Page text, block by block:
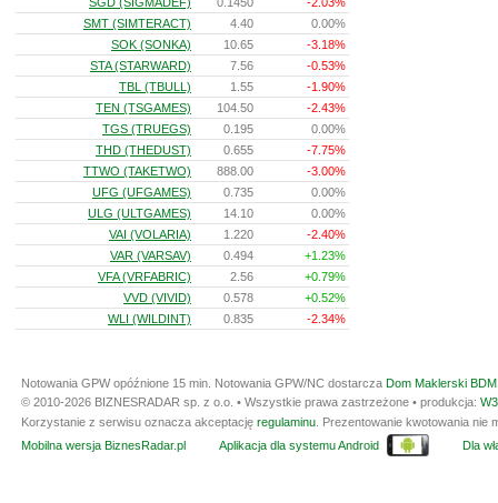
SMT (SIMTERACT)
4.40
0.00%
SOK (SONKA)
10.65
-3.18%
STA (STARWARD)
7.56
-0.53%
TBL (TBULL)
1.55
-1.90%
TEN (TSGAMES)
104.50
-2.43%
TGS (TRUEGS)
0.195
0.00%
THD (THEDUST)
0.655
-7.75%
TTWO (TAKETWO)
888.00
-3.00%
UFG (UFGAMES)
0.735
0.00%
ULG (ULTGAMES)
14.10
0.00%
VAI (VOLARIA)
1.220
-2.40%
VAR (VARSAV)
0.494
+1.23%
VFA (VRFABRIC)
2.56
+0.79%
VVD (VIVID)
0.578
+0.52%
WLI (WILDINT)
0.835 -2.34%
Notowania GPW opóźnione 15 min. Notowania GPW/NC dostarcza Dom Maklerski
© 2010-2026 BIZNESRADAR sp. z o.o. • Wszystkie prawa zastrzeżone • produkcja:
Korzystanie z serwisu oznacza akceptację regulaminu . Prezentowanie kwotowania
Mobilna wersja BiznesRadar.pl
Aplikacja dla systemu Android Dla